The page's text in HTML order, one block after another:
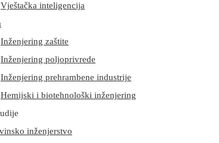
Vještačka inteligencija
Inženjering zaštite
Inženjering poljoprivrede
Inženjering prehrambene industrije
Hemijski i biotehnološki inženjering
inženjerstvo